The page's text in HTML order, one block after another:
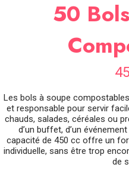
50
Les bols à soupe
et responsable pour servir
chauds, salades, céréales ou
d’un buffet, d’un
capacité de 450 cc offre un
individuelle, sans être trop
de